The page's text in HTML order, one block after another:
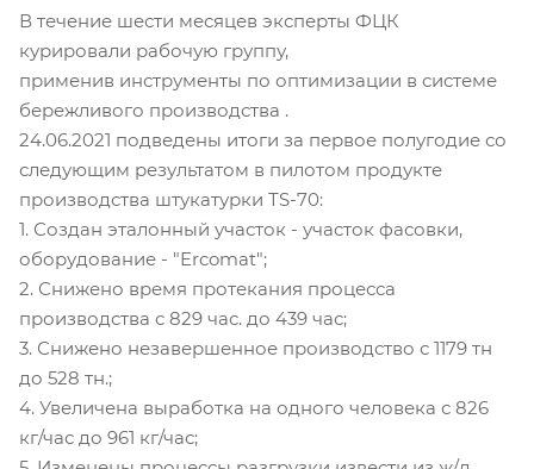
В течение шести месяцев эксперты ФЦК
курировали рабочую группу,
применив инструменты по оптимизации в системе
бережливого производства .
24.06.2021 подведены итоги за первое полугодие со
следующим результатом в пилотом продукте
производства штукатурки ТS-70:
1. Создан эталонный участок - участок фасовки,
оборудование - "Ercomat";
2. Снижено время протекания процесса
производства с 829 час. до 439 час;
3. Снижено незавершенное производство с 1179 тн
до 528 тн.;
4. Увеличена выработка на одного человека с 826
кг/час до 961 кг/час;